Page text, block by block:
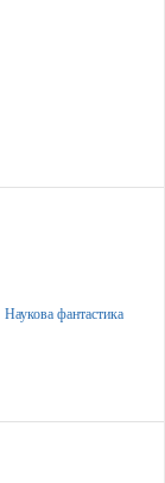
Наукова фантастика